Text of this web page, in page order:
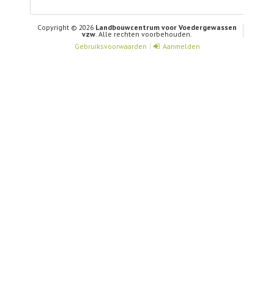
Copyright © 2026 Landbouwcentrum voor Voedergewassen
vzw. Alle rechten voorbehouden.
Gebruiksvoorwaarden
Aanmelden